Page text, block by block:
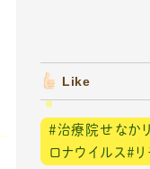
Like
＃治療院せなか
ロナウイルス＃